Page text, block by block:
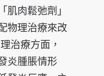
肌肉鬆弛劑」
物理治療來改
治療方面，
炎腫脹情形